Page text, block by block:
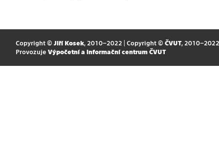
Copyright © Jiří Kosek, 2010–2022 | Copyright © ČVUT, 2010–2022
Provozuje Výpočetní a informační centrum ČVUT